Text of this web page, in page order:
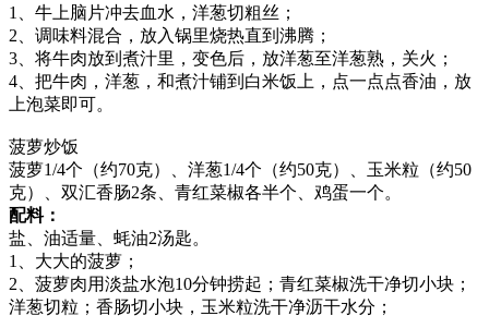
1、牛上脑片冲去血水，洋葱切粗丝；
2、调味料混合，放入锅里烧热直到沸腾；
3、将牛肉放到煮汁里，变色后，放洋葱至洋葱熟，关火；
4、把牛肉，洋葱，和煮汁铺到白米饭上，点一点点香油，放
上泡菜即可。
菠萝炒饭
菠萝1/4个（约70克）、洋葱1/4个（约50克）、玉米粒（约50
克）、双汇香肠2条、青红菜椒各半个、鸡蛋一个。
配料：
盐、油适量、蚝油2汤匙。
1、大大的菠萝；
2、菠萝肉用淡盐水泡10分钟捞起；青红菜椒洗干净切小块；
洋葱切粒；香肠切小块，玉米粒洗干净沥干水分；